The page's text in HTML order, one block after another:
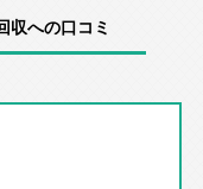
収への口コミ